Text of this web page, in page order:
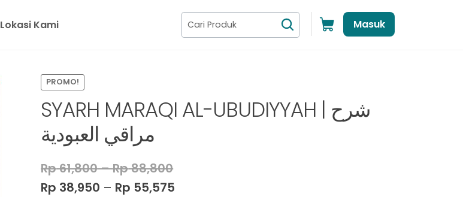
Lokasi Kami Masuk
PROMO!
SYARH MARAQI AL-UBUDIYYAH | ﺷﺮﺡ
ﻣﺮﺍﻗﻲ ﺍﻟﻌﺒﻮﺩﻳﺔ
Rp61,800–Rp88,800
Rp 38,950 – Rp 55,575